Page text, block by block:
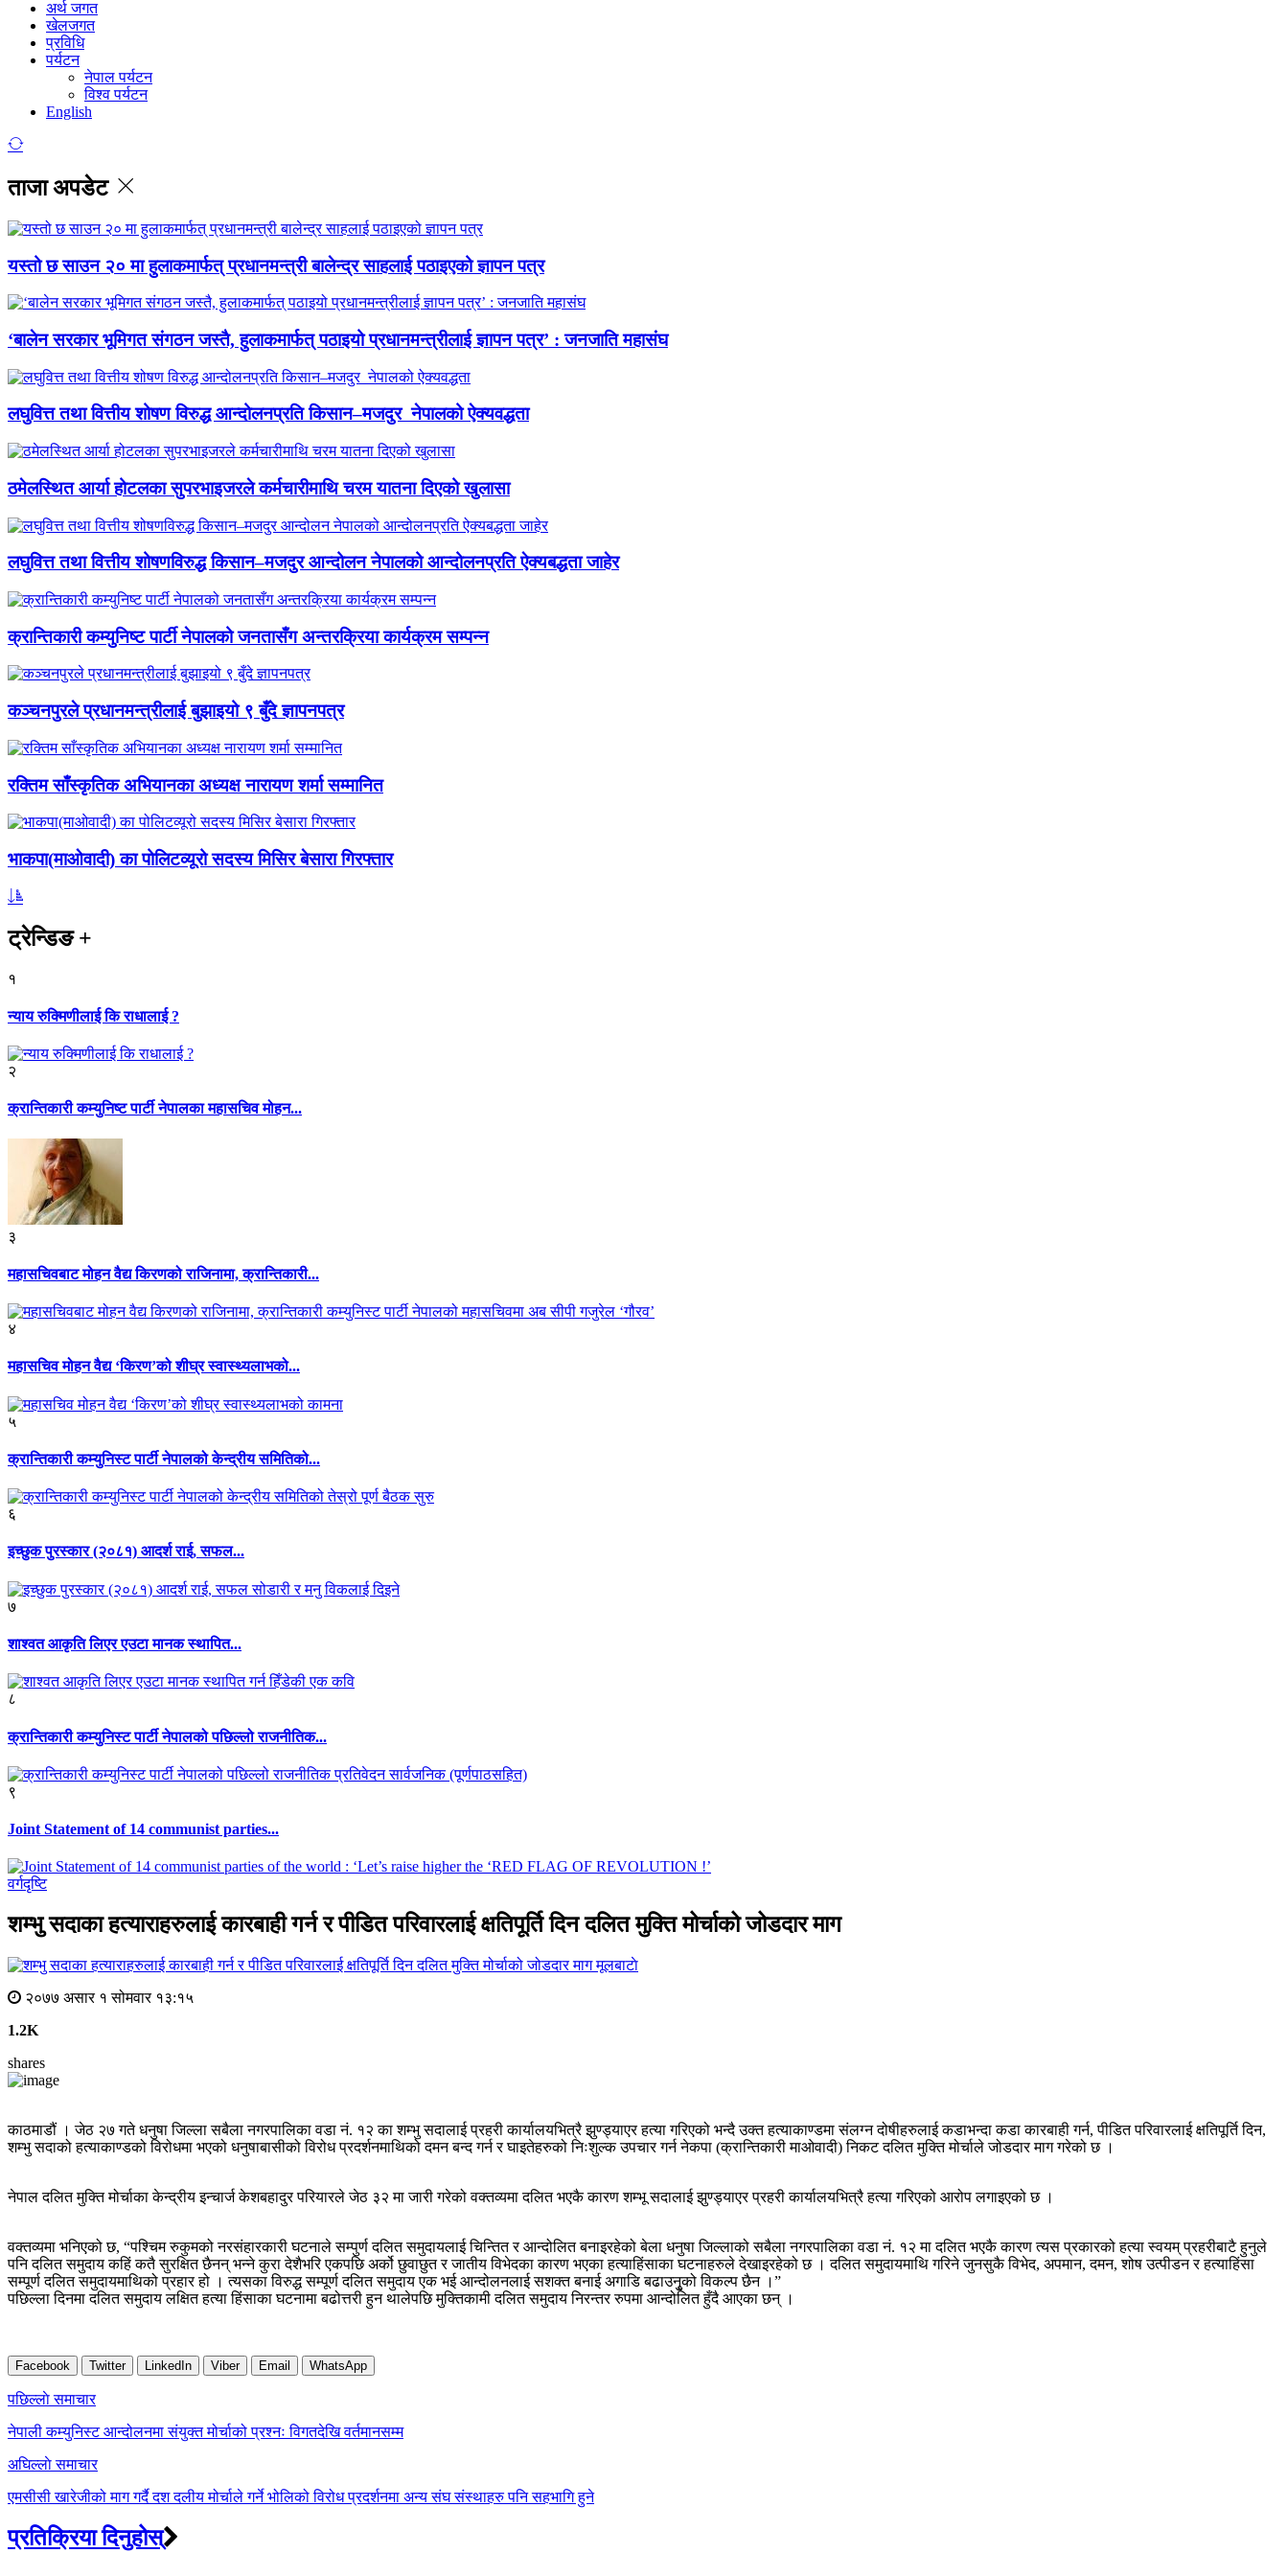
अर्थ जगत
खेलजगत
प्रविधि
पर्यटन
नेपाल पर्यटन
विश्व पर्यटन
English
ताजा अपडेट
यस्तो छ साउन २० मा हुलाकमार्फत् प्रधानमन्त्री बालेन्द्र साहलाई पठाइएको ज्ञापन पत्र
‘बालेन सरकार भूमिगत संगठन जस्तै, हुलाकमार्फत् पठाइयो प्रधानमन्त्रीलाई ज्ञापन पत्र’ : जनजाति महासंघ
लघुवित्त तथा वित्तीय शोषण विरुद्ध आन्दोलनप्रति किसान–मजदुर नेपालको ऐक्यवद्धता
ठमेलस्थित आर्या होटलका सुपरभाइजरले कर्मचारीमाथि चरम यातना दिएको खुलासा
लघुवित्त तथा वित्तीय शोषणविरुद्ध किसान–मजदुर आन्दोलन नेपालको आन्दोलनप्रति ऐक्यबद्धता जाहेर
क्रान्तिकारी कम्युनिष्ट पार्टी नेपालको जनतासँग अन्तरक्रिया कार्यक्रम सम्पन्न
कञ्चनपुरले प्रधानमन्त्रीलाई बुझाइयो ९ बुँदे ज्ञापनपत्र
रक्तिम साँस्कृतिक अभियानका अध्यक्ष नारायण शर्मा सम्मानित
भाकपा(माओवादी) का पोलिटव्यूरो सदस्य मिसिर बेसारा गिरफ्तार
ट्रेन्डिङ+
१
न्याय रुक्मिणीलाई कि राधालाई ?
२
क्रान्तिकारी कम्युनिष्ट पार्टी नेपालका महासचिव मोहन...
३
महासचिवबाट मोहन वैद्य किरणको राजिनामा, क्रान्तिकारी...
४
महासचिव मोहन वैद्य ‘किरण’को शीघ्र स्वास्थ्यलाभको...
५
क्रान्तिकारी कम्युनिस्ट पार्टी नेपालको केन्द्रीय समितिको...
६
इच्छुक पुरस्कार (२०८१) आदर्श राई, सफल...
७
शाश्वत आकृति लिएर एउटा मानक स्थापित...
८
क्रान्तिकारी कम्युनिस्ट पार्टी नेपालको पछिल्लो राजनीतिक...
९
Joint Statement of 14 communist parties...
वर्गदृष्टि
शम्भु सदाका हत्याराहरुलाई कारबाही गर्न र पीडित परिवारलाई क्षतिपूर्ति दिन दलित मुक्ति मोर्चाको जोडदार माग
मूलबाटाे
२०७७ असार १ सोमवार १३:१५
1.2K
shares
काठमाडौं । जेठ २७ गते धनुषा जिल्ला सबैला नगरपालिका वडा नं. १२ का शम्भु सदालाई प्रहरी कार्यालयभित्रै झुण्ड्याएर हत्या गरिएको भन्दै उक्त हत्याकाण्डमा संलग्न दोषीहरुलाई कडाभन्दा कडा कारबाही गर्न, पीडित परिवारलाई क्षतिपूर्ति दिन,
शम्भु सदाको हत्याकाण्डको विरोधमा भएको धनुषाबासीको विरोध प्रदर्शनमाथिको दमन बन्द गर्न र घाइतेहरुको निःशुल्क उपचार गर्न नेकपा (क्रान्तिकारी माओवादी) निकट दलित मुक्ति मोर्चाले जोडदार माग गरेको छ ।
नेपाल दलित मुक्ति मोर्चाका केन्द्रीय इन्चार्ज केशबहादुर परियारले जेठ ३२ मा जारी गरेको वक्तव्यमा दलित भएकै कारण शम्भू सदालाई झुण्ड्याएर प्रहरी कार्यालयभित्रै हत्या गरिएको आरोप लगाइएको छ ।
वक्तव्यमा भनिएको छ, “पश्चिम रुकुमको नरसंहारकारी घटनाले सम्पुर्ण दलित समुदायलाई चिन्तित र आन्दोलित बनाइरहेको बेला धनुषा जिल्लाको सबैला नगरपालिका वडा नं. १२ मा दलित भएकै कारण त्यस प्रकारको हत्या स्वयम् प्रहरीबाटै हुनुले
पनि दलित समुदाय कहिं कतै सुरक्षित छैनन् भन्ने कुरा देशैभरि एकपछि अर्को छुवाछुत र जातीय विभेदका कारण भएका हत्याहिंसाका घटनाहरुले देखाइरहेको छ । दलित समुदायमाथि गरिने जुनसुकै विभेद, अपमान, दमन, शोष उत्पीडन र हत्याहिंसा
सम्पूर्ण दलित समुदायमाथिको प्रहार हो । त्यसका विरुद्ध सम्पूर्ण दलित समुदाय एक भई आन्दोलनलाई सशक्त बनाई अगाडि बढाउनुृको विकल्प छैन ।”
पछिल्ला दिनमा दलित समुदाय लक्षित हत्या हिंसाका घटनामा बढोत्तरी हुन थालेपछि मुक्तिकामी दलित समुदाय निरन्तर रुपमा आन्दोलित हुँदै आएका छन् ।
Facebook Twitter LinkedIn Viber Email WhatsApp
Post
navigation
पछिल्लाे समाचार
नेपाली कम्युनिस्ट आन्दोलनमा संयुक्त मोर्चाको प्रश्नः विगतदेखि वर्तमानसम्म
अघिल्लाे समाचार
एमसीसी खारेजीको माग गर्दै दश दलीय मोर्चाले गर्ने भोलिको विरोध प्रदर्शनमा अन्य संघ संस्थाहरु पनि सहभागि हुने
प्रतिक्रिया दिनुहोस्